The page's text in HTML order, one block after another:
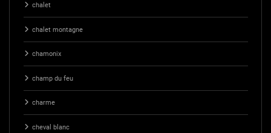
chalet
chalet montagne
chamonix
champ du feu
charme
cheval blanc